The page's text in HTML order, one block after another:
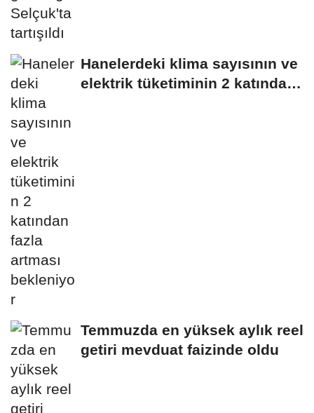
Hanelerdeki klima sayısının ve
elektrik tüketiminin 2 katından
Temmuzda en yüksek aylık reel
getiri mevduat faizinde oldu